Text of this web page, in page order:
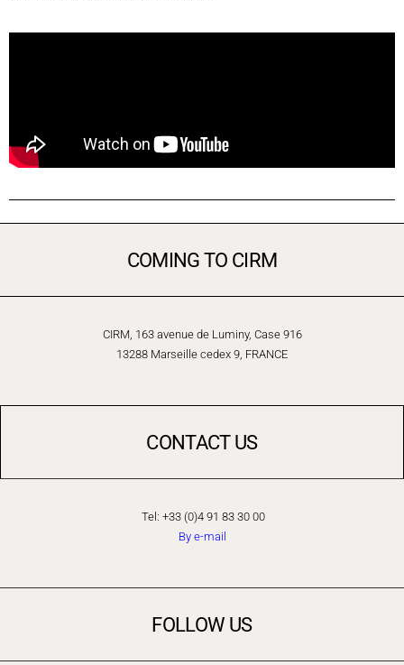
COMING TO CIRM
CIRM, 163 avenue de Luminy, Case 916
13288 Marseille cedex 9, FRANCE
CONTACT US
Tel: +33 (0)4 91 83 30 00
By e-mail
FOLLOW US